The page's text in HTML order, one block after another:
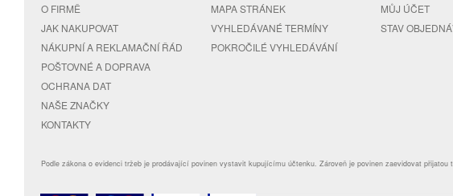
O FIRMĚ
JAK NAKUPOVAT
NÁKUPNÍ A REKLAMAČNÍ ŘÁD
POŠTOVNÉ A DOPRAVA
OCHRANA DAT
NAŠE ZNAČKY
KONTAKTY
MAPA STRÁNEK
VYHLEDÁVANÉ TERMÍNY
POKROČILÉ VYHLEDÁVÁNÍ
MŮJ ÚČET
STAV
Podle zákona o evidenci tržeb je prodávající povinen vystavit kupujícímu účtenku. Zároveň je povinen zaevidovat